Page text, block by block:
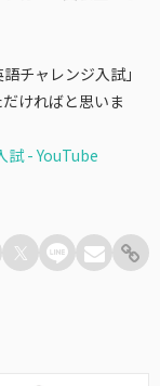
チャレンジ入試」
ければと思いま
- YouTube